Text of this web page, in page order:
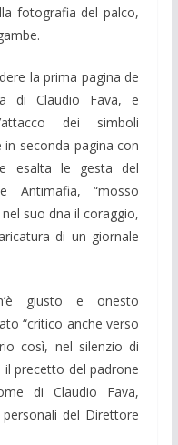
fotografia del palco,
la prima pagina de
di Claudio Fava, e
dei simboli
in seconda pagina con
esalta le gesta del
Antimafia, “mosso
nel suo dna il coraggio,
di un giornale
giusto e onesto
“critico anche verso
così, nel silenzio di
precetto del padrone
di Claudio Fava,
del Direttore